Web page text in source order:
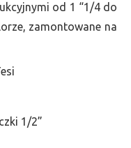
od 1 “1/4 do
zamontowane na
1/2”